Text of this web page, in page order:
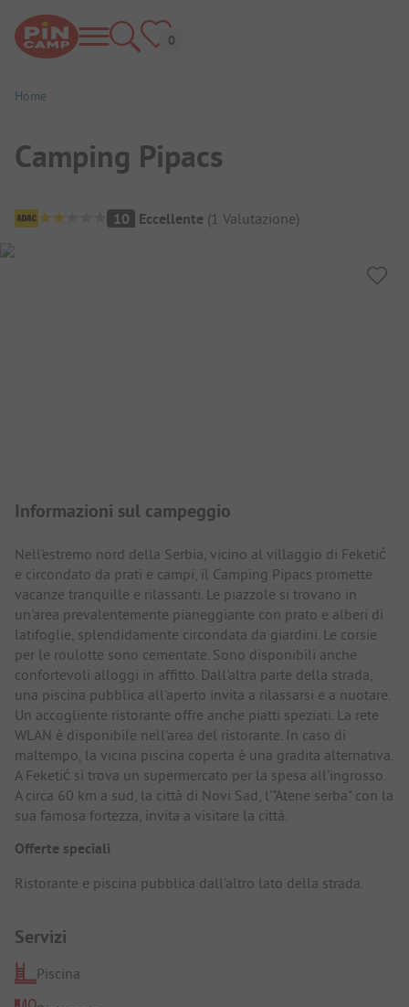
Home
Camping Pipacs
Panoramica del campeggio
10 Eccellente (1 Valutazione)
Informazioni sul campeggio
Nell'estremo nord della Serbia, vicino al villaggio di Feketić
e circondato da prati e campi, il Camping Pipacs promette
vacanze tranquille e rilassanti. Le piazzole si trovano in
un'area prevalentemente pianeggiante con prato e alberi di
latifoglie, splendidamente circondata da giardini. Le corsie
per le roulotte sono cementate. Sono disponibili anche
confortevoli alloggi in affitto. Dall'altra parte della strada,
una piscina pubblica all'aperto invita a rilassarsi e a nuotare.
Un accogliente ristorante offre anche piatti speziati. La rete
WLAN è disponibile nell'area del ristorante. In caso di
maltempo, la vicina piscina coperta è una gradita alternativa.
A Feketić si trova un supermercato per la spesa all'ingrosso.
A circa 60 km a sud, la città di Novi Sad, l'"Atene serba" con la
sua famosa fortezza, invita a visitare la città.
Offerte speciali
Ristorante e piscina pubblica dall'altro lato della strada.
Servizi
Piscina